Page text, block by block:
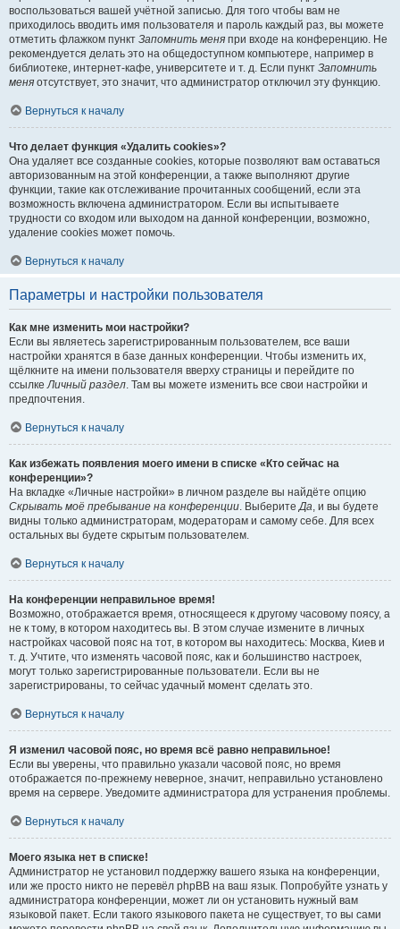
воспользоваться вашей учётной записью. Для того чтобы вам не
приходилось вводить имя пользователя и пароль каждый раз, вы можете
отметить флажком пункт Запомнить меня при входе на конференцию. Не
рекомендуется делать это на общедоступном компьютере, например в
библиотеке, интернет-кафе, университете и т. д. Если пункт Запомнить
меня отсутствует, это значит, что администратор отключил эту функцию.
Вернуться к началу
Что делает функция «Удалить cookies»?
Она удаляет все созданные cookies, которые позволяют вам оставаться
авторизованным на этой конференции, а также выполняют другие
функции, такие как отслеживание прочитанных сообщений, если эта
возможность включена администратором. Если вы испытываете
трудности со входом или выходом на данной конференции, возможно,
удаление cookies может помочь.
Вернуться к началу
Параметры и настройки пользователя
Как мне изменить мои настройки?
Если вы являетесь зарегистрированным пользователем, все ваши
настройки хранятся в базе данных конференции. Чтобы изменить их,
щёлкните на имени пользователя вверху страницы и перейдите по
ссылкеЛичный раздел. Там вы можете изменить все свои настройки и
предпочтения.
Вернуться к началу
Как избежать появления моего имени в списке «Кто сейчас на
конференции»?
На вкладке «Личные настройки» в личном разделе вы найдёте опцию
Скрывать моё пребывание на конференции. ВыберитеДа, и вы будете
видны только администраторам, модераторам и самому себе. Для всех
остальных вы будете скрытым пользователем.
Вернуться к началу
На конференции неправильное время!
Возможно, отображается время, относящееся к другому часовому поясу, а
не к тому, в котором находитесь вы. В этом случае измените в личных
настройках часовой пояс на тот, в котором вы находитесь: Москва, Киев и
т. д. Учтите, что изменять часовой пояс, как и большинство настроек,
могут только зарегистрированные пользователи. Если вы не
зарегистрированы, то сейчас удачный момент сделать это.
Вернуться к началу
Я изменил часовой пояс, но время всё равно неправильное!
Если вы уверены, что правильно указали часовой пояс, но время
отображается по-прежнему неверное, значит, неправильно установлено
время на сервере. Уведомите администратора для устранения проблемы.
Вернуться к началу
Моего языка нет в списке!
Администратор не установил поддержку вашего языка на конференции,
или же просто никто не перевёл phpBB на ваш язык. Попробуйте узнать у
администратора конференции, может ли он установить нужный вам
языковой пакет. Если такого языкового пакета не существует, то вы сами